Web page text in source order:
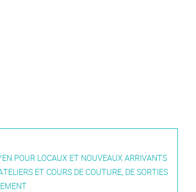
POUR LOCAUX ET NOUVEAUX ARRIVANTS
ET COURS DE COUTURE, DE SORTIES